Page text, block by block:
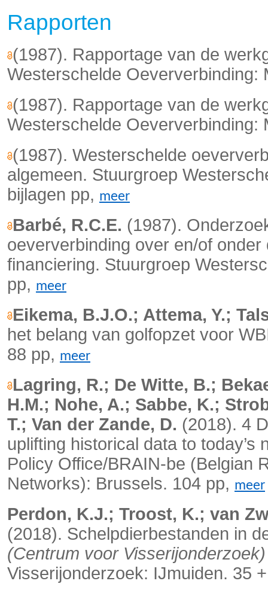
Rapporten
(1987). Rapportage van de
Westerschelde
(1987). Rapportage van de
Westerschelde
(1987). Westerschelde
algemeen. Stuurgroep
bijlagen pp, meer
Barbé, R.C.E. (1987).
oeververbinding over en/of
financiering. Stuurgroep
pp, meer
Eikema, B.J.O.; Attema, Y.;
het belang van golfopzet voor
88 pp, meer
Lagring, R.; De Witte, B.;
H.M.; Nohe, A.; Sabbe, K.;
T.; Van der Zande, D. (2018). 4
uplifting historical data to
Policy Office/BRAIN-be (Belgian
Networks): Brussels. 104 pp, meer
Perdon, K.J.; Troost, K.; van
(2018). Schelpdierbestanden in
(Centrum voor
Visserijonderzoek: IJmuiden. 35